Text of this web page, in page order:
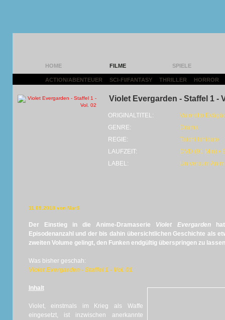
HOME FILME SPIELE
ACTION/ABENTEUER SCI-FI/FANTASY THRILLER HORROR
Violet Evergarden - Staffel 1 -
ORIGINALTITEL:
Vaioretto
GENRE:
Drama
REGIE:
Taichi Ishidate
LAUFZEIT:
DVD (91 Min) •
LABEL:
Universum
11.09.2018 von MarS
Der Einstieg in die Anime-Dramaserie Violet Evergardenhat
Episodenanzahl und der bis dahin übersichtlichen Geschichte als
zweiten Volume gelingt, den Funken endgültig überspringen zu
Was bisher geschah:
Violet Evergarden - Staffel 1 - Vol. 01
Inhalt
Violet, einstmals im Krieg als Waffe
eingesetzt, ist inzwischen anerkannte